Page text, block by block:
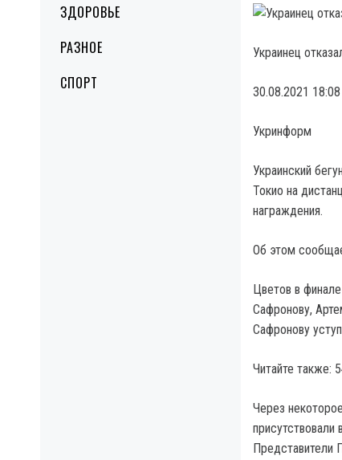
ЗДОРОВЬЕ
РАЗНОЕ
СПОРТ
Украинец
30.08.2021 18:08
Укринформ
Украинский
Токио на
награждения.
Об этом
Цветов в
Сафронову,
Сафронову
Читайте также:
Через
Представители